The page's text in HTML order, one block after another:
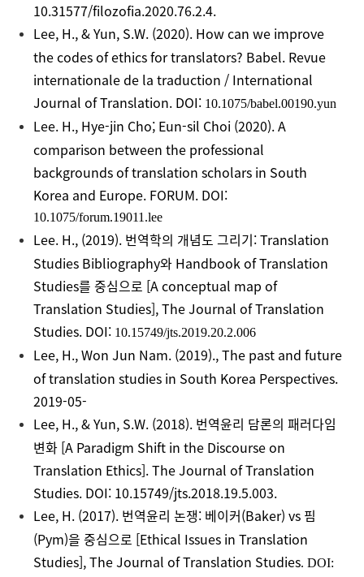
10.31577/filozofia.2020.76.2.4.
Lee, H., & Yun, S.W. (2020). How can we improve
the codes of ethics for translators? Babel. Revue
internationale de la traduction / International
Journal of Translation. DOI: 10.1075/babel.00190.yun
Lee. H., Hye-jin Cho; Eun-sil Choi (2020).A
comparison between the professional
backgrounds of translation scholars in South
Korea and Europe. FORUM. DOI:
10.1075/forum.19011.lee
Lee. H., (2019). 번역학의 개념도 그리기: Translation
Studies Bibliography와 Handbook of Translation
Studies를 중심으로 [A conceptual map of
Translation Studies],The Journal of Translation
Studies. DOI: 10.15749/jts.2019.20.2.006
Lee, H.,Won Jun Nam. (2019)., The past and future
of translation studies in South Korea Perspectives.
2019-05-
Lee, H., & Yun, S.W. (2018). 번역윤리 담론의 패러다임
변화 [A Paradigm Shift in the Discourse on
Translation Ethics].The Journal of Translation
Studies. DOI: 10.15749/jts.2018.19.5.003.
Lee, H. (2017). 번역윤리 논쟁: 베이커(Baker) vs 핌
(Pym)을 중심으로 [Ethical Issues in Translation
Studies],The Journal of Translation Studies. DOI: